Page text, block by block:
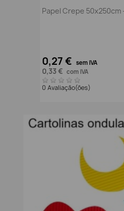
Papel Crepe 50x250cm
0,27 € sem IVA
0,33 € com IVA
0 Avaliação(ões)